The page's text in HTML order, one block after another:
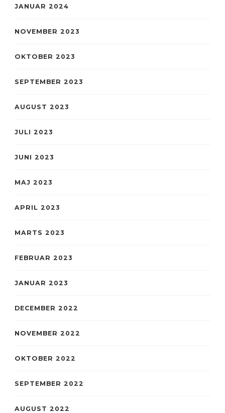
JANUAR 2024
NOVEMBER 2023
OKTOBER 2023
SEPTEMBER 2023
AUGUST 2023
JULI 2023
JUNI 2023
MAJ 2023
APRIL 2023
MARTS 2023
FEBRUAR 2023
JANUAR 2023
DECEMBER 2022
NOVEMBER 2022
OKTOBER 2022
SEPTEMBER 2022
AUGUST 2022